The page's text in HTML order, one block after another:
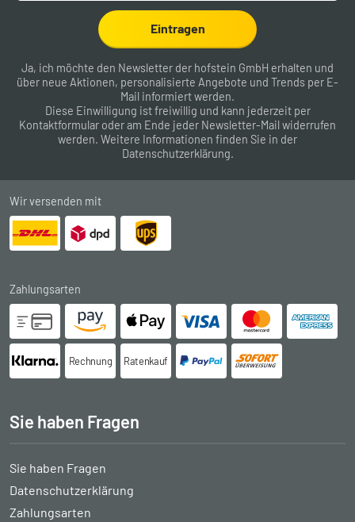
Eintragen
Ja, ich möchte den Newsletter der hofstein GmbH erhalten und
über neue Aktionen, personalisierte Angebote und Trends per E-
Mail informiert werden.
Diese Einwilligung ist freiwillig und kann jederzeit per
Kontaktformular oder am Ende jeder Newsletter-Mail widerrufen
werden. Weitere Informationen finden Sie in der
Datenschutzerklärung.
Wir versenden mit
Zahlungsarten
Rechnung Ratenkauf
Sie haben Fragen
Sie haben Fragen
Datenschutzerklärung
Zahlungsarten